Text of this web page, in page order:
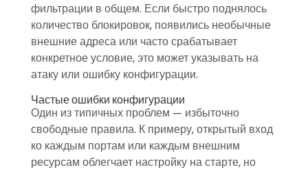
фильтрации в общем. Если быстро поднялось
количество блокировок, появились необычные
внешние адреса или часто срабатывает
конкретное условие, это может указывать на
атаку или ошибку конфигурации.
Частые ошибки конфигурации
Один из типичных проблем — избыточно
свободные правила. К примеру, открытый вход
ко каждым портам или каждым внешним
ресурсам облегчает настройку на старте, но